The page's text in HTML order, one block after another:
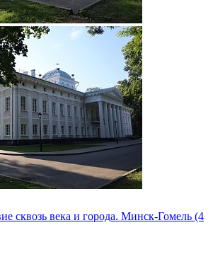
сквозь века и города. Минск-Гомель (4